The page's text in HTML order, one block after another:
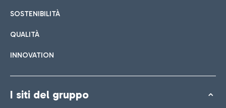
SOSTENIBILITÀ
QUALITÀ
INNOVATION
I siti del gruppo